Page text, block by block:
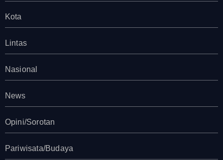
Kota
Lintas
Nasional
News
Opini/Sorotan
Pariwisata/Budaya